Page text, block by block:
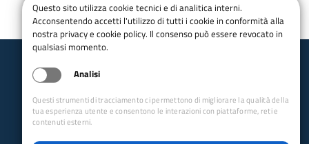
Club Alpino Italiano
email CCAG:
Questo sito utilizza cookie tecnici e di analitica interni.
Acconsentendo accetti l'utilizzo di tutti i cookie in conformità alla
nostra privacy e cookie policy. Il consenso può essere revocato in
qualsiasi momento.
Analisi
Questi strumenti di tracciamento ci permettono di migliorare la qualità della
tua esperienza utente e consentono le interazioni con piattaforme, reti e
contenuti esterni.